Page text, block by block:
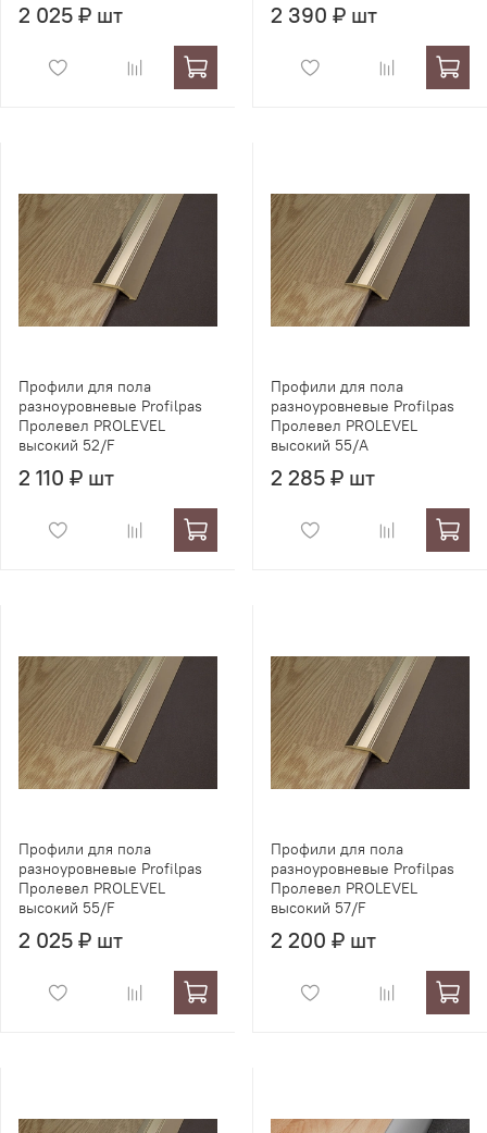
2 025 ₽ шт 2 390 ₽ шт
Профили для пола
разноуровневые Profilpas
Пролевел PROLEVEL
высокий 52/F
2 110 ₽ шт
Профили для пола
разноуровневые Profilpas
Пролевел PROLEVEL
высокий 55/A
2 285 ₽ шт
Профили для пола
разноуровневые Profilpas
Пролевел PROLEVEL
высокий 55/F
2 025 ₽ шт
Профили для пола
разноуровневые Profilpas
Пролевел PROLEVEL
высокий 57/F
2 200 ₽ шт